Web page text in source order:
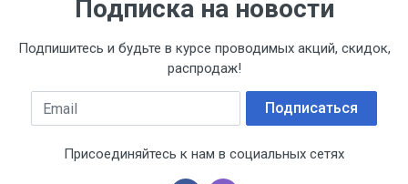
Подписка на новости
Подпишитесь и будьте в курсе проводимых акций, скидок,
распродаж!
Email Подписаться
Присоединяйтесь к нам в социальных сетях